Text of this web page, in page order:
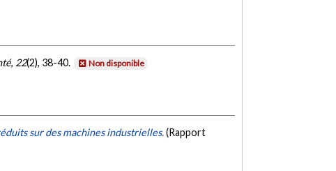
, 22(2), 38-40. Non disponible
sur des machines industrielles.(Rapport